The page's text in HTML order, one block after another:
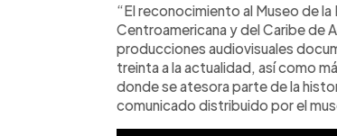
“El reconocimiento al Museo de
Centroamericana y del Caribe de
producciones audiovisuales
treinta a la actualidad, así como
donde se atesora parte de la
comunicado distribuido por el